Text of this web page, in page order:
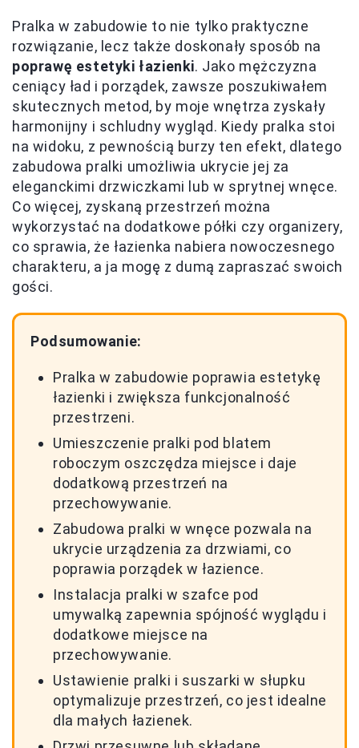
Pralka w zabudowie to nie tylko praktyczne
rozwiązanie, lecz także doskonały sposób na
poprawę estetyki łazienki. Jako mężczyzna
ceniący ład i porządek, zawsze poszukiwałem
skutecznych metod, by moje wnętrza zyskały
harmonijny i schludny wygląd. Kiedy pralka stoi
na widoku, z pewnością burzy ten efekt, dlatego
zabudowa pralki umożliwia ukrycie jej za
eleganckimi drzwiczkami lub w sprytnej wnęce.
Co więcej, zyskaną przestrzeń można
wykorzystać na dodatkowe półki czy organizery,
co sprawia, że łazienka nabiera nowoczesnego
charakteru, a ja mogę z dumą zapraszać swoich
gości.
Podsumowanie:
Pralka w zabudowie poprawia estetykę
łazienki i zwiększa funkcjonalność
przestrzeni.
Umieszczenie pralki pod blatem
roboczym oszczędza miejsce i daje
dodatkową przestrzeń na
przechowywanie.
Zabudowa pralki w wnęce pozwala na
ukrycie urządzenia za drzwiami, co
poprawia porządek w łazience.
Instalacja pralki w szafce pod
umywalką zapewnia spójność wyglądu i
dodatkowe miejsce na
przechowywanie.
Ustawienie pralki i suszarki w słupku
optymalizuje przestrzeń, co jest idealne
dla małych łazienek.